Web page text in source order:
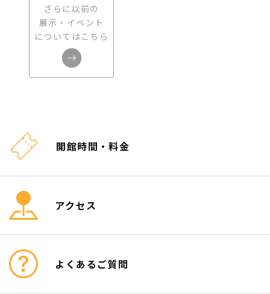
さらに以前の
展示・イベント
についてはこちら
開館時間・料金
アクセス
よくあるご質問